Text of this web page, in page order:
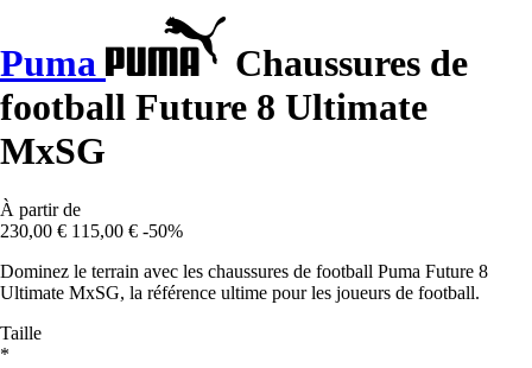
Puma
Chaussures de
football Future 8 Ultimate
MxSG
À partir de
230,00 € 115,00 € -50%
Dominez le terrain avec les chaussures de football Puma Future 8
Ultimate MxSG, la référence ultime pour les joueurs de football.
Taille
*